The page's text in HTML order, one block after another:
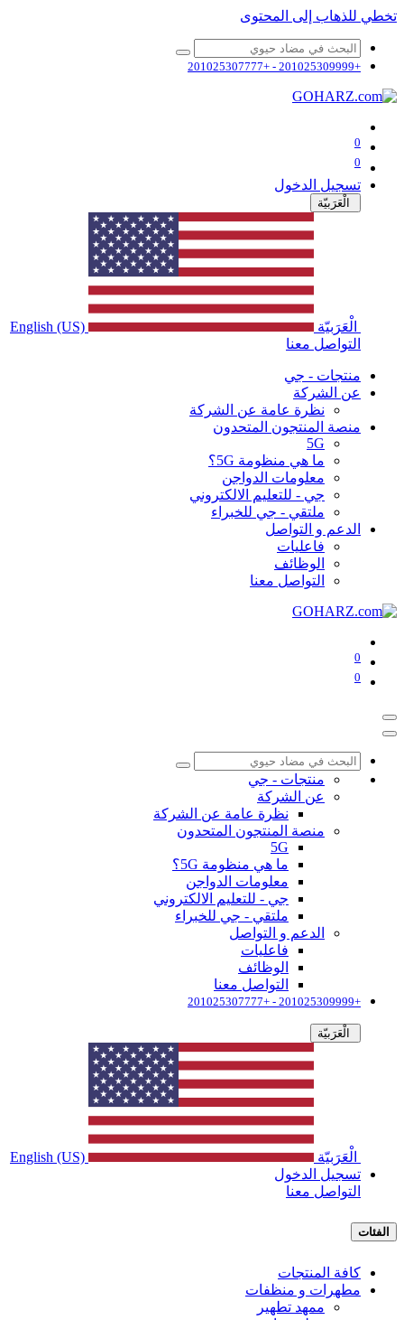
تخطي للذهاب إلى المحتوى
+201025309999 - +201025307777
0
0
تسجيل الدخول
الْعَرَبيّة
الْعَرَبيّة
English (US)
التواصل معنا
منتجات - جي
عن الشركة
نظرة عامة عن الشركة
منصة المنتجون المتحدون
5G
ما هي منظومة 5G؟
معلومات الدواجن
جي - للتعليم الالكتروني
ملتقي - جي للخبراء
الدعم و التواصل
فاعليات
الوظائف
التواصل معنا
0
0
منتجات - جي
عن الشركة
نظرة عامة عن الشركة
منصة المنتجون المتحدون
5G
ما هي منظومة 5G؟
معلومات الدواجن
جي - للتعليم الالكتروني
ملتقي - جي للخبراء
الدعم و التواصل
فاعليات
الوظائف
التواصل معنا
+201025309999 - +201025307777
الْعَرَبيّة
الْعَرَبيّة
English (US)
تسجيل الدخول
التواصل معنا
الفئات
كافة المنتجات
مطهرات و منظفات
ممهد تطهير